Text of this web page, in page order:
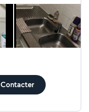
Contacter